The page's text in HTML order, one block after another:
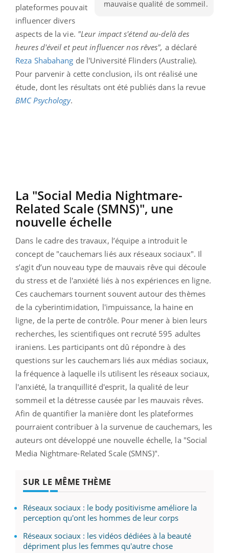
mauvaise qualité de sommeil.
plateformes pouvait
influencer divers
aspects de la vie. "Leur impact s'étend au-delà des
heures d'éveil et peut influencer nos rêves", a déclaré
Reza Shabahang de l'Université Flinders (Australie).
Pour parvenir à cette conclusion, ils ont réalisé une
étude, dont les résultats ont été publiés dans la revue
BMC Psychology.
La "Social Media Nightmare-
Related Scale (SMNS)", une
nouvelle échelle
Dans le cadre des travaux, l’équipe a introduit le
concept de "cauchemars liés aux réseaux sociaux". Il
s’agit d’un nouveau type de mauvais rêve qui découle
du stress et de l'anxiété liés à nos expériences en ligne.
Ces cauchemars tournent souvent autour des thèmes
de la cyberintimidation, l'impuissance, la haine en
ligne, de la perte de contrôle. Pour mener à bien leurs
recherches, les scientifiques ont recruté 595 adultes
iraniens. Les participants ont dû répondre à des
questions sur les cauchemars liés aux médias sociaux,
la fréquence à laquelle ils utilisent les réseaux sociaux,
l'anxiété, la tranquillité d'esprit, la qualité de leur
sommeil et la détresse causée par les mauvais rêves.
Afin de quantifier la manière dont les plateformes
pourraient contribuer à la survenue de cauchemars, les
auteurs ont développé une nouvelle échelle, la "Social
Media Nightmare-Related Scale (SMNS)".
SUR LE MÊME THÈME
Réseaux sociaux : le body positivisme améliore la
perception qu'ont les hommes de leur corps
Réseaux sociaux : les vidéos dédiées à la beauté
dépriment plus les femmes qu'autre chose